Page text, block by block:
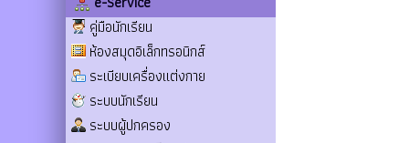
คู่มือนักเรียน
ห้องสมุดอิเล็กทรอนิกส์
ระเบียบเครื่องแต่งกาย
ระบบนักเรียน
ระบบผู้ปกครอง